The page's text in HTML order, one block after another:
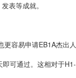
表等成就。
容易申请EB1A杰出
可通过。这相对于